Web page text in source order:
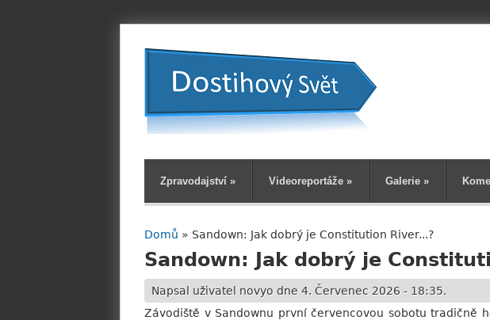
Zpravodajství » Videoreportáže » Galerie »
Jste zde
Domů » Sandown: Jak dobrý je Constitution River...?
Sandown: Jak dobrý je
Napsal uživatel novyo dne 4. Červenec 2026 - 18:35.
Závodiště v Sandownu první červencovou sobotu tradičně